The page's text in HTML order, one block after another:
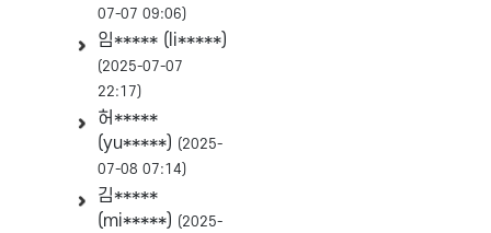
07-07 09:06)
임***** (li*****)
(2025-07-07
22:17)
허*****
(yu*****) (2025-
07-08 07:14)
김*****
(mi*****) (2025-